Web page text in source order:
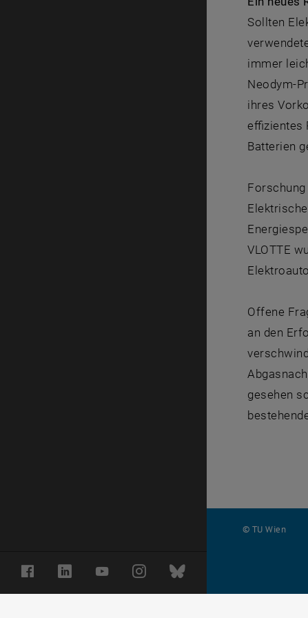
FacebookLinkedInYouTubeInstagramBluesky
Sollten
immer
Neodym-
ihres
effizientes
Batterien
VLOTTE
Offene
an den
gesehen
© TU Wien